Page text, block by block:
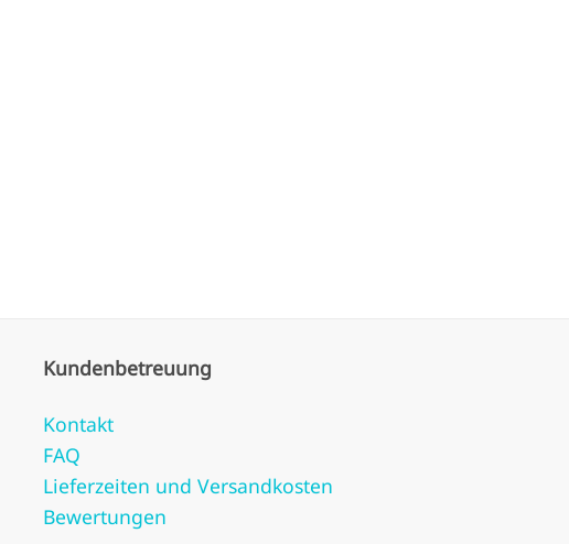
Kundenbetreuung
Kontakt
FAQ
Lieferzeiten und Versandkosten
Bewertungen